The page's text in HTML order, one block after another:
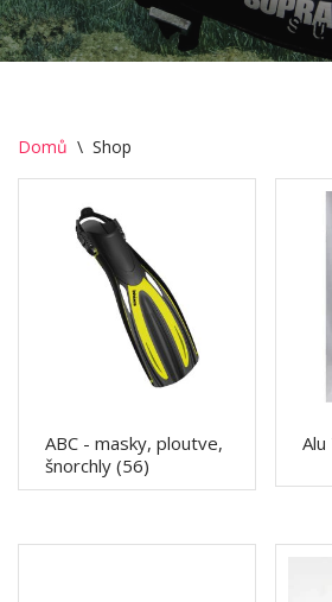
Domů \ Shop
ABC - masky, ploutve,
šnorchly (56)